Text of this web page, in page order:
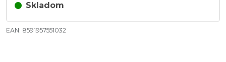
Skladom
EAN: 8591957551032